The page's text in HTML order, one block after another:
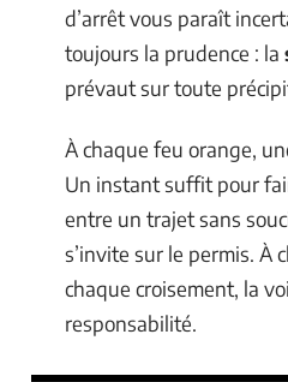
d’arrêt vous paraît
toujours la prudence : la
prévaut sur toute
À chaque feu orange,
Un instant suffit pour
entre un trajet sans
s’invite sur le permis. À
chaque croisement, la
responsabilité.